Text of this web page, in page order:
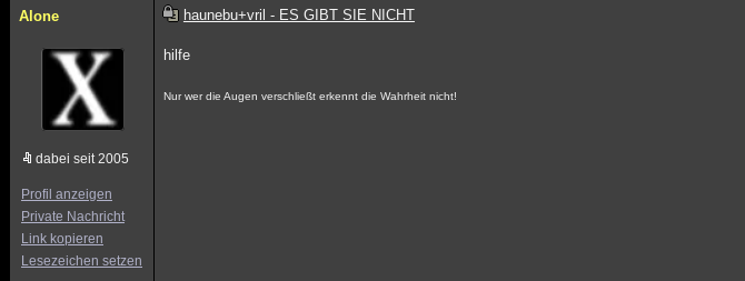
Alone
dabei seit 2005
Profil anzeigen
Private Nachricht
Link kopieren
Lesezeichen setzen
haunebu+vril - ES GIBT SIE NICHT
hilfe
Nur wer die Augen verschließt erkennt die Wahrheit nicht!